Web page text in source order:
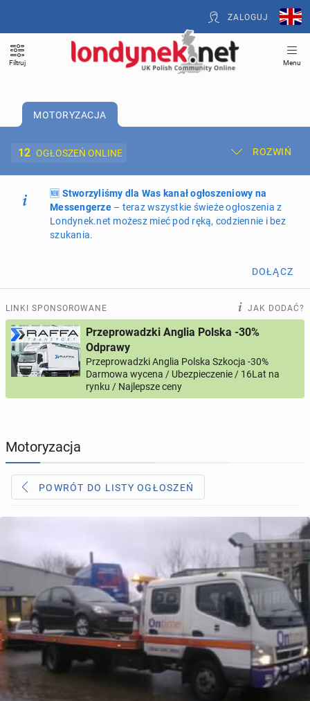
ZALOGUJ
Filtruj Menu
MOTORYZACJA
12 OGŁOSZEŃ ONLINE ROZWIŃ
Dodaj ogłoszenie Moje ogłoszenia
Oferta i cennik ogłoszeń
ogłoszenia online
PROFILE KANDYDATÓW 305 profili online
USŁUGI 166ogłoszeń online
KUPIĘ & SPRZEDAM
TOWARZYSKIE
🆕 Stworzyliśmy dla Was kanał ogłoszeniowy na
Messengerze– teraz wszystkie świeże ogłoszenia z
Londynek.net możesz mieć pod ręką, codziennie i bez
szukania.
DOŁĄCZ
LINKI SPONSOROWANE JAK DODAĆ?
Przeprowadzki Anglia Polska -30%
Odprawy
Przeprowadzki Anglia Polska Szkocja -30%
Darmowa wycena / Ubezpieczenie / 16Lat na
rynku / Najlepsze ceny
Motoryzacja
POWRÓT DO LISTY OGŁOSZEŃ